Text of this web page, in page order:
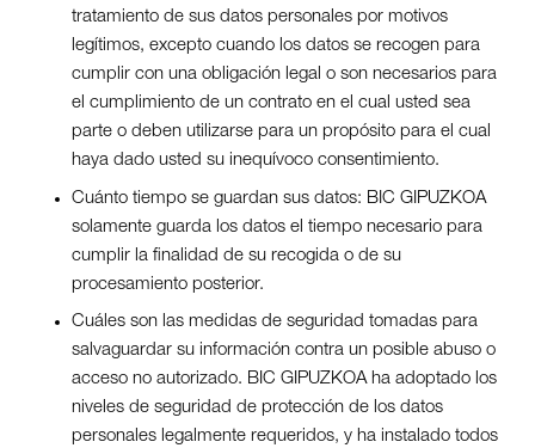
tratamiento de sus datos personales por motivos
legítimos, excepto cuando los datos se recogen para
cumplir con una obligación legal o son necesarios para
el cumplimiento de un contrato en el cual usted sea
parte o deben utilizarse para un propósito para el cual
haya dado usted su inequívoco consentimiento.
Cuánto tiempo se guardan sus datos: BIC GIPUZKOA
solamente guarda los datos el tiempo necesario para
cumplir la finalidad de su recogida o de su
procesamiento posterior.
Cuáles son las medidas de seguridad tomadas para
salvaguardar su información contra un posible abuso o
acceso no autorizado. BIC GIPUZKOA ha adoptado los
niveles de seguridad de protección de los datos
personales legalmente requeridos, y ha instalado todos